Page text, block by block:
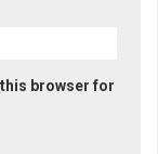
browser for